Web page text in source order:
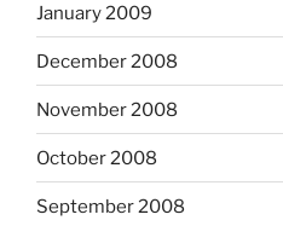
January 2009
December 2008
November 2008
October 2008
September 2008